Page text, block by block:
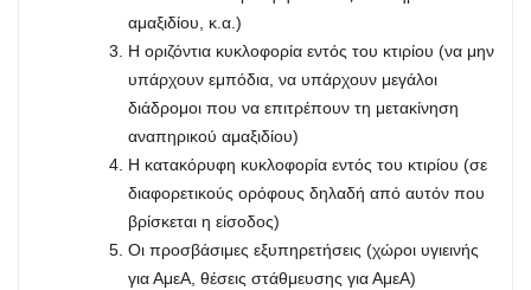
αμαξιδίου, κ.α.)
Η οριζόντια κυκλοφορία εντός του κτιρίου (να μην
υπάρχουν εμπόδια, να υπάρχουν μεγάλοι
διάδρομοι που να επιτρέπουν τη μετακίνηση
αναπηρικού αμαξιδίου)
Η κατακόρυφη κυκλοφορία εντός του κτιρίου (σε
διαφορετικούς ορόφους δηλαδή από αυτόν που
βρίσκεται η είσοδος)
Οι προσβάσιμες εξυπηρετήσεις (χώροι υγιεινής
για ΑμεΑ, θέσεις στάθμευσης για ΑμεΑ)